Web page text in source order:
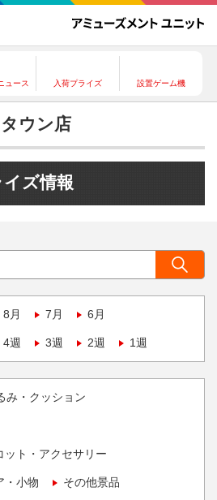
ュース 入荷プライズ 設置ゲーム機
ウン店
イズ情報
8月 7月 6月
4週 3週 2週 1週
み・クッション
ット・アクセサリー
・小物 その他景品